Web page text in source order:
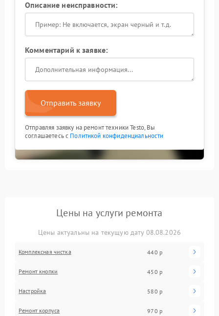
Описание неисправности:
Комментарий к заявке:
Отправить заявку
Отправляя заявку на ремонт техники Testo, Вы
соглашаетесь с Политикой конфиденциальности
Цены на услуги ремонта
Цены актуальны на текущую дату 08.08.2026
Комплексная чистка 440 р
Ремонт кнопки 450 р
Настройка 580 р
Ремонт корпуса 970 р